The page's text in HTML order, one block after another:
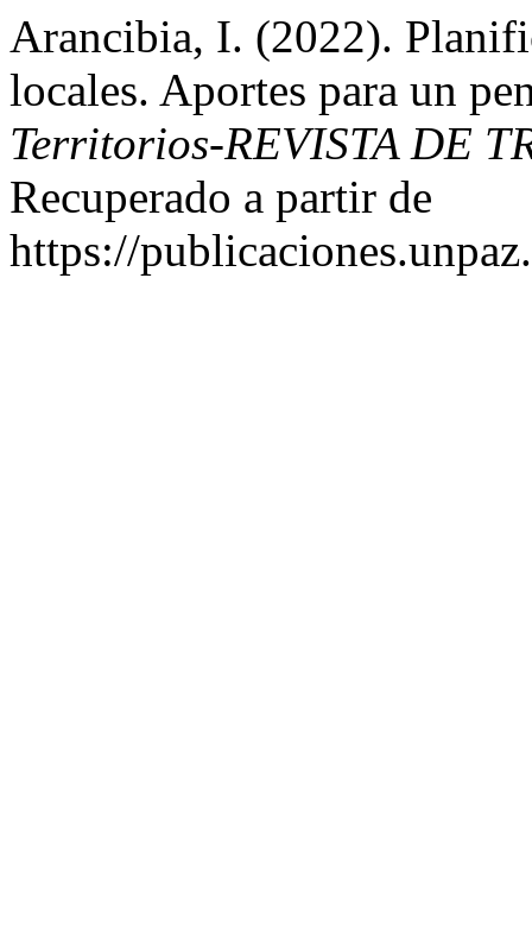
Arancibia, I. (2022).
locales. Aportes para un
Territorios-REVISTA DE
Recuperado a partir de
https://